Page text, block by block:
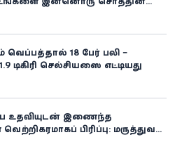
வெப்பத்தால் 18 பேர் பலி –
டிகிரி செல்சியஸை எட்டியது
உதவியுடன் இணைந்த
பிரிப்பு: மருத்துவ